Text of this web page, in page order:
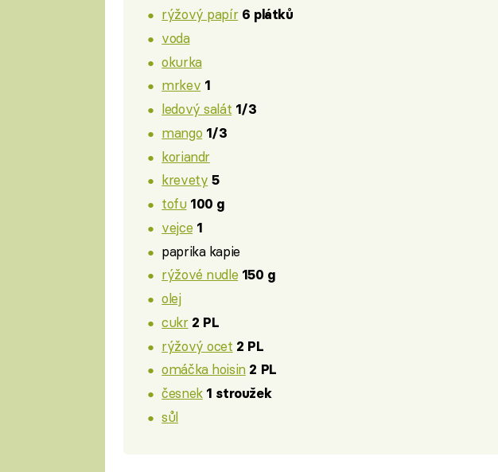
rýžový papír 6 plátků
voda
okurka
mrkev 1
ledový salát 1/3
mango 1/3
koriandr
krevety 5
tofu 100 g
vejce 1
paprika kapie
rýžové nudle 150 g
olej
cukr 2 PL
rýžový ocet 2 PL
omáčka hoisin 2 PL
česnek 1 stroužek
sůl